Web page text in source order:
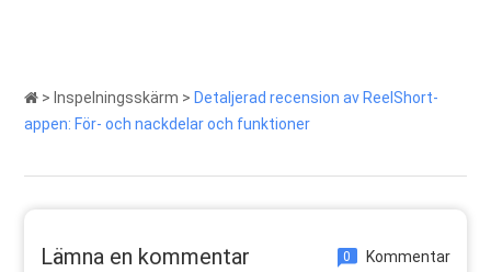
> Inspelningsskärm > Detaljerad recension av ReelShort-
appen: För- och nackdelar och funktioner
Lämna en kommentar 0 Kommentar